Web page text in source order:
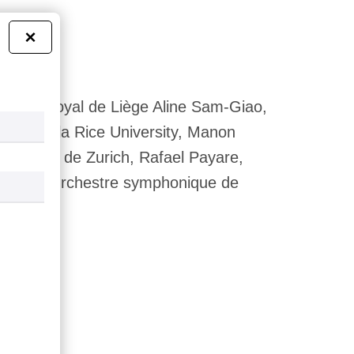
royal de Liège Aline Sam-Giao,
de la Rice University, Manon
arts de Zurich, Rafael Payare,
à l’Orchestre symphonique de
×